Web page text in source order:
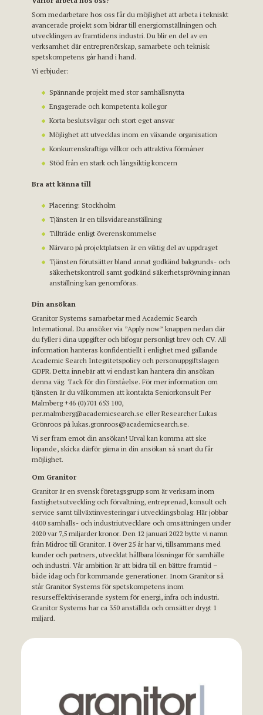
Som medarbetare hos oss får du möjlighet att arbeta i tekniskt
avancerade projekt som bidrar till energiomställningen och
utvecklingen av framtidens industri. Du blir en del av en
verksamhet där entreprenörskap, samarbete och teknisk
spetskompetens går hand i hand.
Vi erbjuder:
Spännande projekt med stor samhällsnytta
Engagerade och kompetenta kollegor
Korta beslutsvägar och stort eget ansvar
Möjlighet att utvecklas inom en växande organisation
Konkurrenskraftiga villkor och attraktiva förmåner
Stöd från en stark och långsiktig koncern
Bra att känna till
Placering: Stockholm
Tjänsten är en tillsvidareanställning
Tillträde enligt överenskommelse
Närvaro på projektplatsen är en viktig del av uppdraget
Tjänsten förutsätter bland annat godkänd bakgrunds- och
säkerhetskontroll samt godkänd säkerhetsprövning innan
anställning kan genomföras.
Din ansökan
Granitor Systems samarbetar med Academic Search
International. Du ansöker via ”Apply now” knappen nedan där
du fyller i dina uppgifter och bifogar personligt brev och CV. All
information hanteras konfidentiellt i enlighet med gällande
Academic Search Integritetspolicy och personuppgiftslagen
GDPR. Detta innebär att vi endast kan hantera din ansökan
denna väg. Tack för din förståelse. För mer information om
tjänsten är du välkommen att kontakta Seniorkonsult Per
Malmberg +46 (0)701 653 100,
per.malmberg@academicsearch.se eller Researcher Lukas
Grönroos på lukas.gronroos@academicsearch.se.
Vi ser fram emot din ansökan! Urval kan komma att ske
löpande, skicka därför gärna in din ansökan så snart du får
möjlighet.
Om Granitor
Granitor är en svensk företagsgrupp som är verksam inom
fastighetsutveckling och förvaltning, entreprenad, konsult och
service samt tillväxtinvesteringar i utvecklingsbolag. Här jobbar
4400 samhälls- och industriutvecklare och omsättningen under
2020 var 7,5 miljarder kronor. Den 12 januari 2022 bytte vi namn
från Midroc till Granitor. I över 25 år har vi, tillsammans med
kunder och partners, utvecklat hållbara lösningar för samhälle
och industri. Vår ambition är att bidra till en bättre framtid –
både idag och för kommande generationer. Inom Granitor så
står Granitor Systems för spetskompetens inom
resurseffektiviserande system för energi, infra och industri.
Granitor Systems har ca 350 anställda och omsätter drygt 1
miljard.